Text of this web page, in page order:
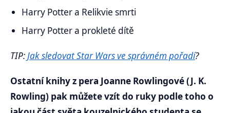
Harry Potter a Relikvie smrti
Harry Potter a prokleté dítě
TIP:Jak sledovat Star Wars ve správném pořadí?
Ostatní knihy z pera Joanne Rowlingové (J. K.
Rowling) pak můžete vzít do ruky podle toho o